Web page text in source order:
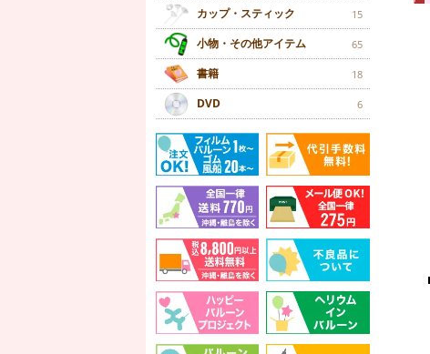
カップ・スティック 15
小物・その他アイテム 65
書籍 18
DVD 6